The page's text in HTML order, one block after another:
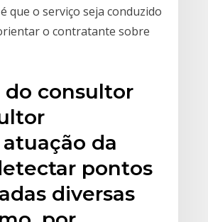
que o serviço seja conduzido
o contratante sobre
do consultor
da
pontos
diversas